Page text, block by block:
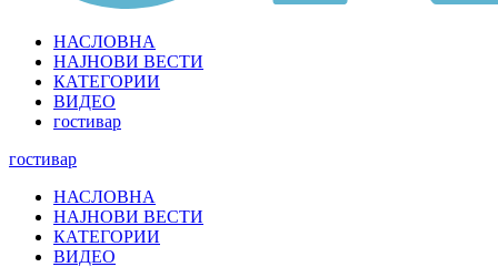
НАСЛОВНА
НАЈНОВИ ВЕСТИ
КАТЕГОРИИ
ВИДЕО
гостивар
гостивар
НАСЛОВНА
НАЈНОВИ ВЕСТИ
КАТЕГОРИИ
ВИДЕО